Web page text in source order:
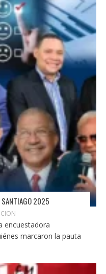
SANTIAGO 2025
encuestadora
marcaron la pauta